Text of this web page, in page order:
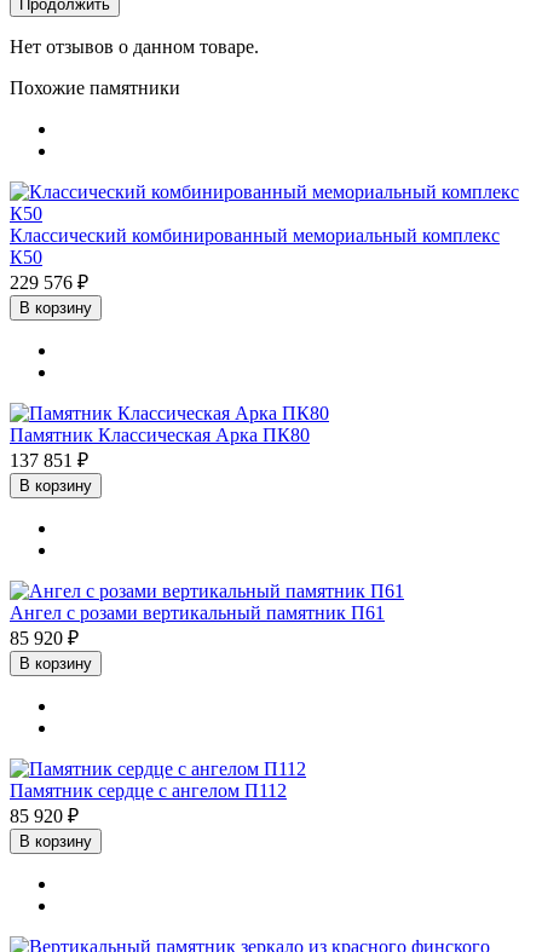
Продолжить
Нет отзывов о данном товаре.
Похожие памятники
Классический комбинированный мемориальный комплекс
К50
229 576 ₽
В корзину
Памятник Класcическая Арка ПК80
137 851 ₽
В корзину
Ангел с розами вертикальный памятник П61
85 920 ₽
В корзину
Памятник сердце с ангелом П112
85 920 ₽
В корзину